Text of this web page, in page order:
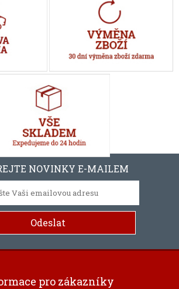
NOVINKY E-MAILEM
pro zákazníky